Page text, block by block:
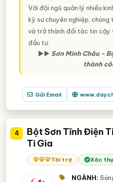
Với đội ngũ quản lý nhiều
kỹ sư chuyên nghiệp,
và trở thành đối tác tin cậy
đầu tư.
►► Sơn Minh Châu -
thành
Gửi Email
4
Bột Sơn Tĩnh Điện
Ti Gia
Tài trợ Xác
NGÀNH: